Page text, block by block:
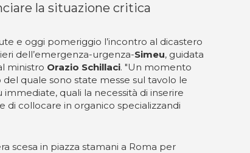
la situazione critica
e oggi pomeriggio l’incontro al dicastero
dell’emergenza-urgenza-Simeu, guidata
ministro Orazio Schillaci. "Un momento
quale sono state messe sul tavolo le
quali la necessità di inserire
di collocare in organico specializzandi
scesa in piazza stamani a Roma per